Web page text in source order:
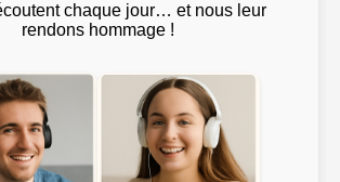
chaque jour… et nous leur
rendons hommage !